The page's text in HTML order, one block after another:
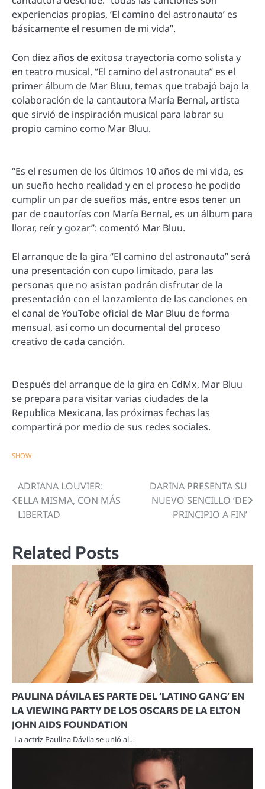
experiencias propias, ‘El camino del astronauta’ es
básicamente el resumen de mi vida”.
Con diez años de exitosa trayectoria como solista y
en teatro musical, “El camino del astronauta” es el
primer álbum de Mar Bluu, temas que trabajó bajo la
colaboración de la cantautora María Bernal, artista
que sirvió de inspiración musical para labrar su
propio camino como Mar Bluu.
“Es el resumen de los últimos 10 años de mi vida, es
un sueño hecho realidad y en el proceso he podido
cumplir un par de sueños más, entre esos tener un
par de coautorías con María Bernal, es un álbum para
llorar, reír y gozar”: comentó Mar Bluu.
El arranque de la gira “El camino del astronauta” será
una presentación con cupo limitado, para las
personas que no asistan podrán disfrutar de la
presentación con el lanzamiento de las canciones en
el canal de YouTobe oficial de Mar Bluu de forma
mensual, así como un documental del proceso
creativo de cada canción.
Después del arranque de la gira en CdMx, Mar Bluu
se prepara para visitar varias ciudades de la
Republica Mexicana, las próximas fechas las
compartirá por medio de sus redes sociales.
SHOW
Navegación
de
ADRIANA LOUVIER:
ELLA MISMA, CON MÁS
LIBERTAD
DARINA PRESENTA SU
NUEVO SENCILLO ‘DE
PRINCIPIO A FIN’
Related Posts
PAULINA DÁVILA ES PARTE DEL ‘LATINO GANG’ EN
LA VIEWING PARTY DE LOS OSCARS DE LA ELTON
JOHN AIDS FOUNDATION
La actriz Paulina Dávila se unió al…